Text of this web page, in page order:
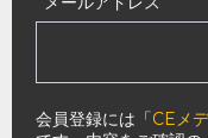
会員登録には「CEメ